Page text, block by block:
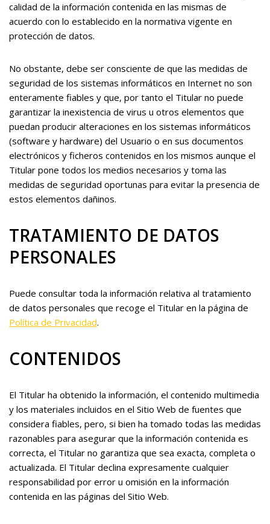
calidad de la información contenida en las mismas de
acuerdo con lo establecido en la normativa vigente en
protección de datos.
No obstante, debe ser consciente de que las medidas de
seguridad de los sistemas informáticos en Internet no son
enteramente fiables y que, por tanto el Titular no puede
garantizar la inexistencia de virus u otros elementos que
puedan producir alteraciones en los sistemas informáticos
(software y hardware) del Usuario o en sus documentos
electrónicos y ficheros contenidos en los mismos aunque el
Titular pone todos los medios necesarios y toma las
medidas de seguridad oportunas para evitar la presencia de
estos elementos dañinos.
TRATAMIENTO DE DATOS
PERSONALES
Puede consultar toda la información relativa al tratamiento
de datos personales que recoge el Titular en la página de
Política de Privacidad.
CONTENIDOS
El Titular ha obtenido la información, el contenido multimedia
y los materiales incluidos en el Sitio Web de fuentes que
considera fiables, pero, si bien ha tomado todas las medidas
razonables para asegurar que la información contenida es
correcta, el Titular no garantiza que sea exacta, completa o
actualizada. El Titular declina expresamente cualquier
responsabilidad por error u omisión en la información
contenida en las páginas del Sitio Web.